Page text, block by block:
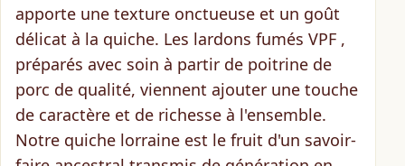
apporte une texture onctueuse et un goût
délicat à la quiche. Les lardons fumés VPF ,
préparés avec soin à partir de poitrine de
porc de qualité, viennent ajouter une touche
de caractère et de richesse à l'ensemble.
Notre quiche lorraine est le fruit d'un savoir-